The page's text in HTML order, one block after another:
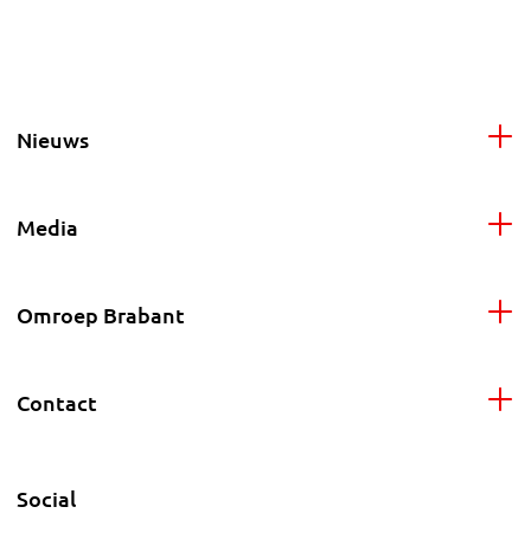
Nieuws
Media
Omroep Brabant
Contact
Social